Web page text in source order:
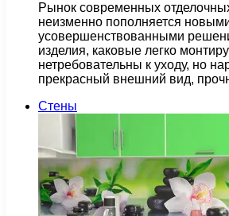
Рынок современных
неизменно пополняется
усовершенствованными
изделия, каковые легко
нетребовательны к уходу, но
прекрасный внешний вид,
Стены